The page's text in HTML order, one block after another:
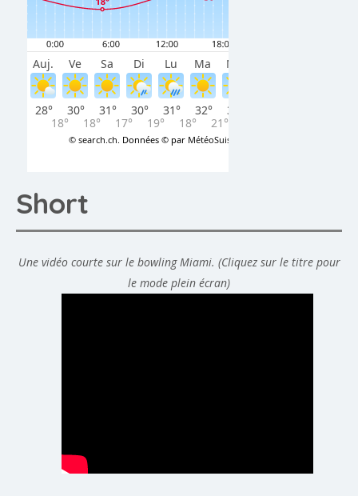
Short
Une vidéo courte sur le bowling Miami. (Cliquez sur le titre pour
le mode plein écran)